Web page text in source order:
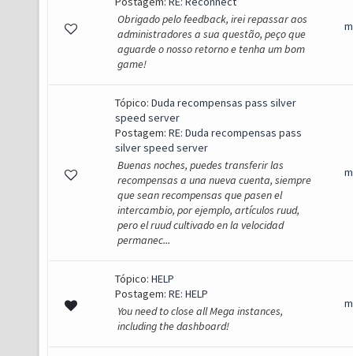
Obrigado pelo feedback, irei repassar aos
administradores a sua questão, peço que
aguarde o nosso retorno e tenha um bom
game!
Tópico: Duda recompensas pass silver
speed server
Postagem: RE: Duda recompensas pass
silver speed server
Buenas noches, puedes transferir las
recompensas a una nueva cuenta, siempre
que sean recompensas que pasen el
intercambio, por ejemplo, artículos ruud,
pero el ruud cultivado en la velocidad
permanec...
Tópico: HELP
Postagem: RE: HELP
You need to close all Mega instances,
including the dashboard!